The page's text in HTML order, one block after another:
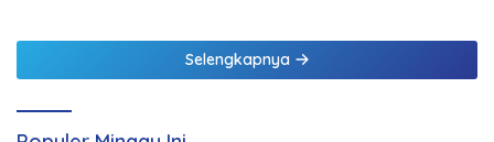
Selengkapnya